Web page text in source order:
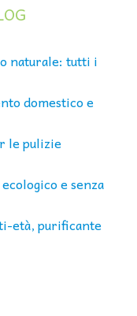
naturale: tutti i
domestico e
le pulizie
e senza
età, purificante